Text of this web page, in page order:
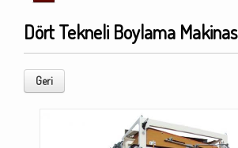
Dört Tekneli Boylama
Geri